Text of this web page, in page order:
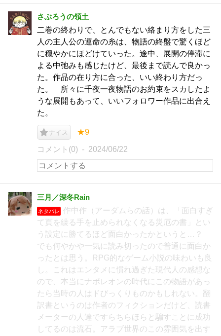
さぶろうの領土
二巻の終わりで、とんでもない絡まり方をした三
人の主人公の運命の糸は、物語の終盤で驚くほど
に穏やかにほどけていった。途中、展開の停滞に
よる中弛みも感じたけど、最後まで読んで良かっ
た。作品の在り方に合った、いい終わり方だっ
た。 所々に千夜一夜物語のお約束をスカしたよ
うな展開もあって、いいフォロワー作品に出合え
た。
ナイス ★9
コメント(0) 2024/06/22
三月／深冬Rain
ネタバレ
作中作（アーダムらの話）は、「面白すぎ
て頁を繰る手を止められなくなる災厄の書」とい
う設定に勝てるほど面白かったかというと…？
でも何やかや一気に読み切ったので普通に面白か
ったとは思う。RPG的なゲーム小説の味わいも良
し。これはエンタメに慣れ過ぎた現代人の感想な
ので、本当にナポレオンの時代にこの物語があっ
たら当時の人はドびっくりものかもしれない。翻
訳書というのは作者のフィクションだけど、読書
メーターの人達ですらちらほらと騙すことに成功
してるのは流石。アラブ世界のこの雰囲気を出す